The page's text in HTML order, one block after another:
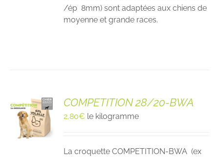
/ép 8mm) sont adaptées aux chiens de
moyenne et grande races.
COMPETITION 28/20-BWA
2,80€ le kilogramme
La croquette COMPETITION-BWA (ex